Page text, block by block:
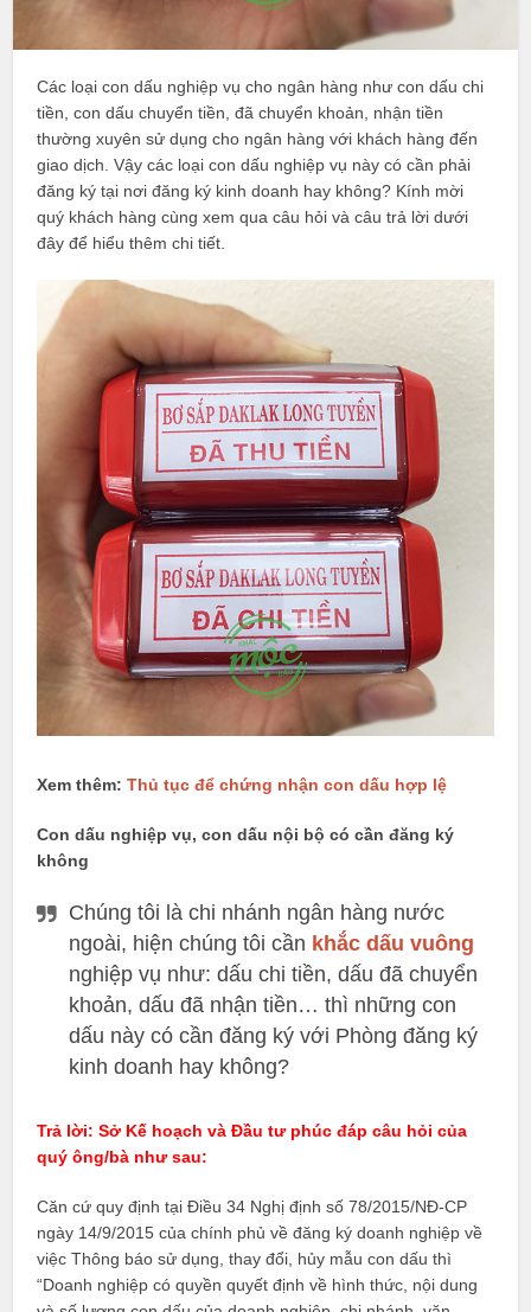
Các loại con dấu nghiệp vụ cho ngân hàng như con dấu chi
tiền, con dấu chuyển tiền, đã chuyển khoản, nhận tiền
thường xuyên sử dụng cho ngân hàng với khách hàng đến
giao dịch. Vậy các loại con dấu nghiệp vụ này có cần phải
đăng ký tại nơi đăng ký kinh doanh hay không? Kính mời
quý khách hàng cùng xem qua câu hỏi và câu trả lời dưới
đây để hiểu thêm chi tiết.
Xem thêm: Thủ tục để chứng nhận con dấu hợp lệ
Con dấu nghiệp vụ, con dấu nội bộ có cần đăng ký
không
Chúng tôi là chi nhánh ngân hàng nước
ngoài, hiện chúng tôi cần khắc dấu vuông
nghiệp vụ như: dấu chi tiền, dấu đã chuyển
khoản, dấu đã nhận tiền… thì những con
dấu này có cần đăng ký với Phòng đăng ký
kinh doanh hay không?
Trả lời: Sở Kế hoạch và Đầu tư phúc đáp câu hỏi của
quý ông/bà như sau:
Căn cứ quy định tại Điều 34 Nghị định số 78/2015/NĐ-CP
ngày 14/9/2015 của chính phủ về đăng ký doanh nghiệp về
việc Thông báo sử dụng, thay đổi, hủy mẫu con dấu thì
“Doanh nghiệp có quyền quyết định về hình thức, nội dung